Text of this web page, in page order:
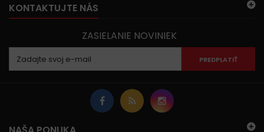
KONTAKTUJTE NÁS
ZASIELANIE NOVINIEK
PREDPLATIŤ